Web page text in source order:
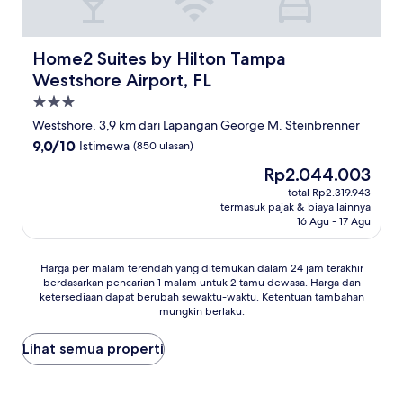
Home2 Suites by Hilton Tampa
Westshore Airport, FL
Home2 Suites by Hilton Tampa Westshore Airport, FL
Properti
bintang
3.0
Westshore, 3,9 km dari Lapangan George M. Steinbrenner
9.0
9,0/10 Istimewa (850 ulasan)
Harga
sekarang
Rp2.044.003
Rp2.044.003
total Rp2.319.943
termasuk pajak & biaya lainnya
16 Agu - 17 Agu
Harga
malam
yang
ditemukan
dalam
Harga per malam terendah yang ditemukan dalam 24 jam terakhir
berdasarkan pencarian 1 malam untuk 2 tamu dewasa. Harga dan
ketersediaan dapat berubah sewaktu-waktu. Ketentuan tambahan
mungkin berlaku.
Lihat semua properti